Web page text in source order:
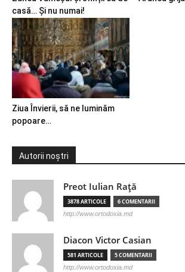
casă… Și nu numai!
Ziua Învierii, să ne luminăm
popoare…
Autorii noștri
Preot Iulian Raţă
3878 ARTICOLE 6 COMENTARII
http://www.ortodoxia.md
Diacon Victor Casian
581 ARTICOLE 5 COMENTARII
http://www.ortodoxia.md